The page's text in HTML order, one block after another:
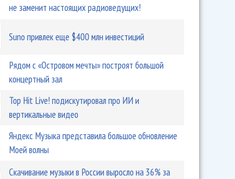
не заменит настоящих радиоведущих!
Suno привлек еще $400 млн инвестиций
Рядом с «Островом мечты» построят большой
концертный зал
Top Hit Live! подискутировал про ИИ и
вертикальные видео
Яндекс Музыка представила большое обновление
Моей волны
Скачивание музыки в России выросло на 36% за